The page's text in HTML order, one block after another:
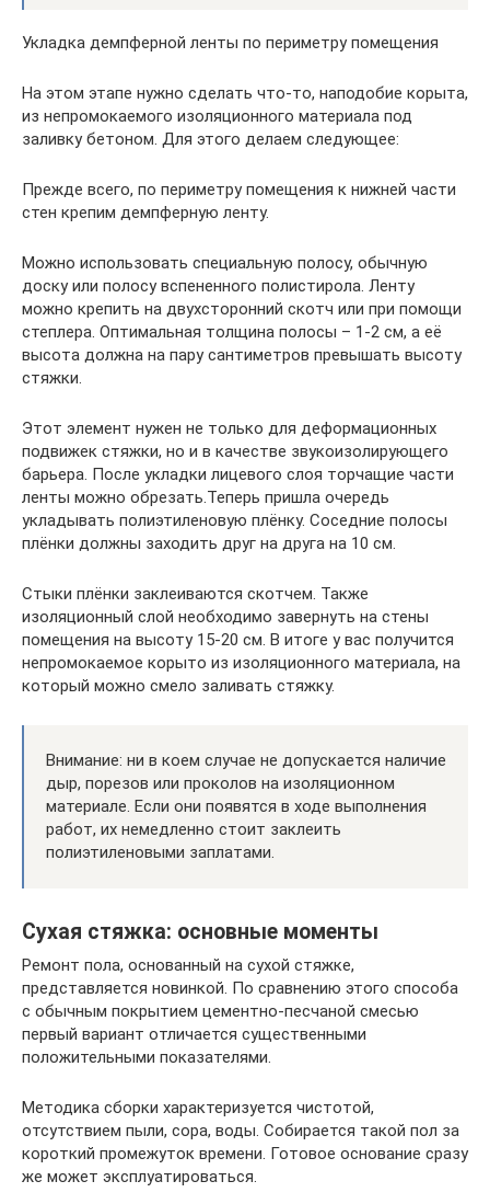
Укладка демпферной ленты по периметру помещения
На этом этапе нужно сделать что-то, наподобие корыта,
из непромокаемого изоляционного материала под
заливку бетоном. Для этого делаем следующее:
Прежде всего, по периметру помещения к нижней части
стен крепим демпферную ленту.
Можно использовать специальную полосу, обычную
доску или полосу вспененного полистирола. Ленту
можно крепить на двухсторонний скотч или при помощи
степлера. Оптимальная толщина полосы – 1-2 см, а её
высота должна на пару сантиметров превышать высоту
стяжки.
Этот элемент нужен не только для деформационных
подвижек стяжки, но и в качестве звукоизолирующего
барьера. После укладки лицевого слоя торчащие части
ленты можно обрезать.Теперь пришла очередь
укладывать полиэтиленовую плёнку. Соседние полосы
плёнки должны заходить друг на друга на 10 см.
Стыки плёнки заклеиваются скотчем. Также
изоляционный слой необходимо завернуть на стены
помещения на высоту 15-20 см. В итоге у вас получится
непромокаемое корыто из изоляционного материала, на
который можно смело заливать стяжку.
Внимание: ни в коем случае не допускается наличие
дыр, порезов или проколов на изоляционном
материале. Если они появятся в ходе выполнения
работ, их немедленно стоит заклеить
полиэтиленовыми заплатами.
Сухая стяжка: основные моменты
Ремонт пола, основанный на сухой стяжке,
представляется новинкой. По сравнению этого способа
с обычным покрытием цементно-песчаной смесью
первый вариант отличается существенными
положительными показателями.
Методика сборки характеризуется чистотой,
отсутствием пыли, сора, воды. Собирается такой пол за
короткий промежуток времени. Готовое основание сразу
же может эксплуатироваться.